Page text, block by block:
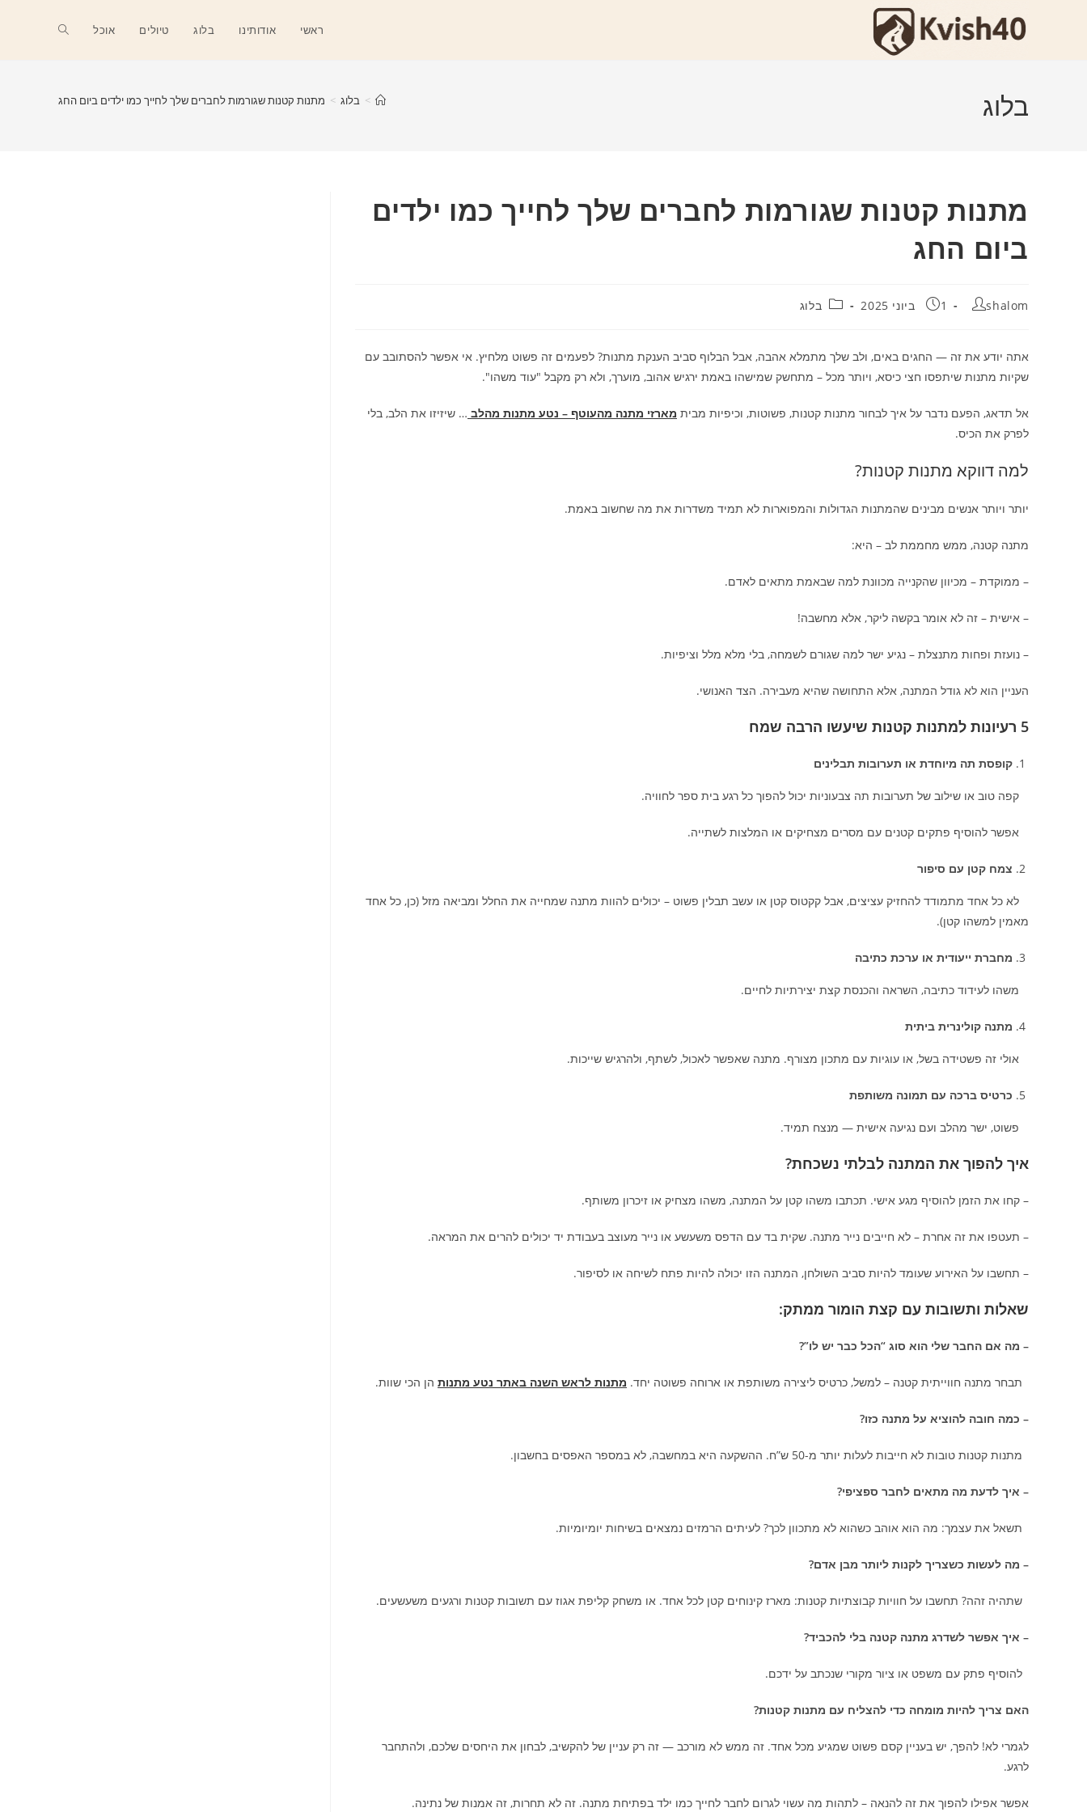
ראשי אודותינו בלוג טיולים אוכל Toggle
בלוג > בלוג > מתנות קטנות שגורמות לחברים שלך לחייך כמו ילדים ביום החג
מתנות קטנות שגורמות לחברים שלך לחייך כמו ילדים
ביום החג
מחבר:
shalom פורסם: 1 ביוני 2025 קטגוריה:
בלוג
אתה יודע את זה — החגים באים, ולב שלך מתמלא אהבה, אבל הבלוף סביב הענקת מתנות? לפעמים זה פשוט מלחיץ. אי אפשר להסתובב עם
שקיות מתנות שיתפסו חצי כיסא, ויותר מכל – מתחשק שמישהו באמת ירגיש אהוב, מוערך, ולא רק מקבל "עוד משהו".
אל תדאג, הפעם נדבר על איך לבחור מתנות קטנות, פשוטות, וכיפיות מבית מארזי מתנה מהעוטף – נטע מתנות מהלב … שיזיזו את הלב, בלי
לפרק את הכיס.
למה דווקא מתנות קטנות?
יותר ויותר אנשים מבינים שהמתנות הגדולות והמפוארות לא תמיד משדרות את מה שחשוב באמת.
מתנה קטנה, ממש מחממת לב – היא:
– ממוקדת – מכיוון שהקנייה מכוונת למה שבאמת מתאים לאדם.
– אישית – זה לא אומר בקשה ליקר, אלא מחשבה!
– נועזת ופחות מתנצלת – נגיע ישר למה שגורם לשמחה, בלי מלא מלל וציפיות.
העניין הוא לא גודל המתנה, אלא התחושה שהיא מעבירה. הצד האנושי.
5 רעיונות למתנות קטנות שיעשו הרבה שמח
קופסת תה מיוחדת או תערובות תבלינים
קפה טוב או שילוב של תערובות תה צבעוניות יכול להפוך כל רגע בית ספר לחוויה.
אפשר להוסיף פתקים קטנים עם מסרים מצחיקים או המלצות לשתייה.
צמח קטן עם סיפור
לא כל אחד מתמודד להחזיק עציצים, אבל קקטוס קטן או עשב תבלין פשוט – יכולים להוות מתנה שמחייה את החלל ומביאה מזל (כן, כל אחד
מאמין למשהו קטן).
מחברת ייעודית או ערכת כתיבה
משהו לעידוד כתיבה, השראה והכנסת קצת יצירתיות לחיים.
מתנה קולינרית ביתית
אולי זה פשטידה בשל, או עוגיות עם מתכון מצורף. מתנה שאפשר לאכול, לשתף, ולהרגיש שייכות.
כרטיס ברכה עם תמונה משותפת
פשוט, ישר מהלב ועם נגיעה אישית — מנצח תמיד.
איך להפוך את המתנה לבלתי נשכחת?
– קחו את הזמן להוסיף מגע אישי. תכתבו משהו קטן על המתנה, משהו מצחיק או זיכרון משותף.
– תעטפו את זה אחרת – לא חייבים נייר מתנה. שקית בד עם הדפס משעשע או נייר מעוצב בעבודת יד יכולים להרים את המראה.
– תחשבו על האירוע שעומד להיות סביב השולחן, המתנה הזו יכולה להיות פתח לשיחה או לסיפור.
שאלות ותשובות עם קצת הומור ממתק:
– מה אם החבר שלי הוא סוג “הכל כבר יש לו”?
תבחר מתנה חווייתית קטנה – למשל, כרטיס ליצירה משותפת או ארוחה פשוטה יחד. מתנות לראש השנה באתר נטע מתנות הן הכי שוות.
– כמה חובה להוציא על מתנה כזו?
מתנות קטנות טובות לא חייבות לעלות יותר מ-50 ש”ח. ההשקעה היא במחשבה, לא במספר האפסים בחשבון.
– איך לדעת מה מתאים לחבר ספציפי?
תשאל את עצמך: מה הוא אוהב כשהוא לא מתכוון לכך? לעיתים הרמזים נמצאים בשיחות יומיומיות.
– מה לעשות כשצריך לקנות ליותר מבן אדם?
שתהיה זהה? תחשבו על חוויות קבוצתיות קטנות: מארז קינוחים קטן לכל אחד. או משחק קליפת אגוז עם תשובות קטנות ורגעים משעשעים.
– איך אפשר לשדרג מתנה קטנה בלי להכביד?
להוסיף פתק עם משפט או ציור מקורי שנכתב על ידכם.
האם צריך להיות מומחה כדי להצליח עם מתנות קטנות?
לגמרי לא! להפך, יש בעניין קסם פשוט שמגיע מכל אחד. זה ממש לא מורכב — זה רק עניין של להקשיב, לבחון את היחסים שלכם, ולהתחבר
לרגע.
אפשר אפילו להפוך את זה להנאה – לתהות מה עשוי לגרום לחבר לחייך כמו ילד בפתיחת מתנה. זה לא תחרות, זה אמנות של נתינה.